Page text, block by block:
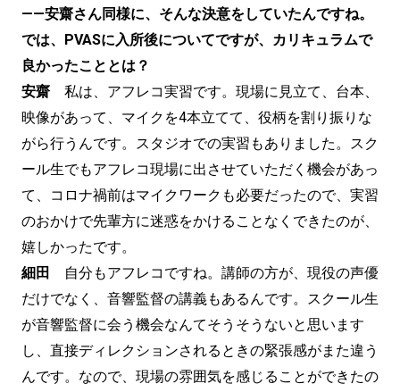
——安齋さん同様に、そんな決意をしていたんですね。
では、PVASに入所後についてですが、カリキュラムで
良かったこととは？
安齋 私は、アフレコ実習です。現場に見立て、台本、
映像があって、マイクを4本立てて、役柄を割り振りな
がら行うんです。スタジオでの実習もありました。スク
ール生でもアフレコ現場に出させていただく機会があっ
て、コロナ禍前はマイクワークも必要だったので、実習
のおかけで先輩方に迷惑をかけることなくできたのが、
嬉しかったです。
細田
自分もアフレコですね。講師の方が、現役の声優
だけでなく、音響監督の講義もあるんです。スクール生
が音響監督に会う機会なんてそうそうないと思います
し、直接ディレクションされるときの緊張感がまた違う
んです。なので、現場の雰囲気を感じることができたの